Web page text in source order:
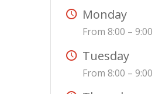
Monday
From 8:00 – 9:00
Tuesday
From 8:00 – 9:00